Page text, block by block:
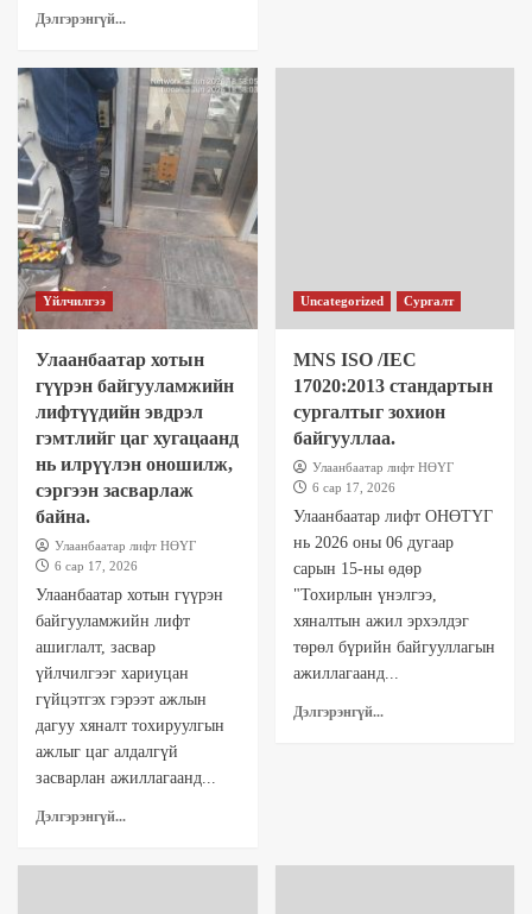
Дэлгэрэнгүй...
Үйлчилгээ
Улаанбаатар хотын
гүүрэн байгууламжийн
лифтүүдийн эвдрэл
гэмтлийг цаг хугацаанд
нь илрүүлэн оношилж,
сэргээн засварлаж
байна.
Улаанбаатар лифт НӨҮГ
6 сар 17, 2026
Улаанбаатар хотын гүүрэн
байгууламжийн лифт
ашиглалт, засвар
үйлчилгээг хариуцан
гүйцэтгэх гэрээт ажлын
дагуу хяналт тохируулгын
ажлыг цаг алдалгүй
засварлан ажиллагаанд...
Дэлгэрэнгүй...
Uncategorized Сургалт
MNS ISO /IEC
17020:2013 стандартын
сургалтыг зохион
байгууллаа.
Улаанбаатар лифт НӨҮГ
6 сар 17, 2026
Улаанбаатар лифт ОНӨТҮГ
нь 2026 оны 06 дугаар
сарын 15-ны өдөр
"Тохирлын үнэлгээ,
хяналтын ажил эрхэлдэг
төрөл бүрийн байгууллагын
ажиллагаанд...
Дэлгэрэнгүй...